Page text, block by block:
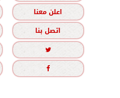
اعلن معنا
اتصل بنا


جميع